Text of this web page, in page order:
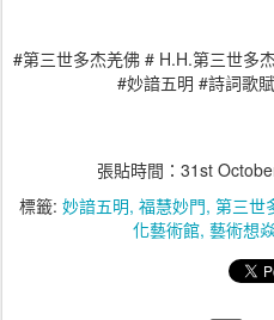
#第三世多杰羌佛 # H.H.第三世多
#妙諳五明 #詩詞歌賦
張貼時間： 31st
標籤: 妙諳五明 福慧妙門 第三世
化藝術館 藝術想